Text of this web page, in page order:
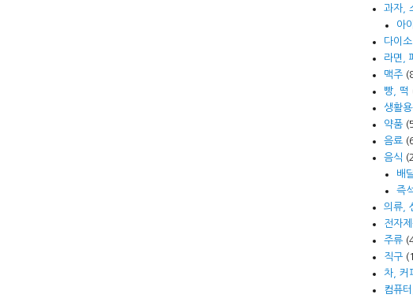
과자,
아
다이소
라면,
맥주
빵, 떡
생활
약품
음료
음식
배
즉
의류,
전자
주류
직구
차, 커
컴퓨